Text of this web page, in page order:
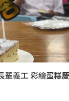
輩義工 彩繪蛋糕